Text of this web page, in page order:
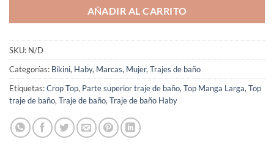
AÑADIR AL CARRITO
SKU: N/D
Categorías: Bikini, Haby, Marcas, Mujer,Trajes de baño
Etiquetas:Crop Top, Parte superior traje de baño,Top Manga Larga,Top
traje de baño,Traje de baño,Traje de baño Haby